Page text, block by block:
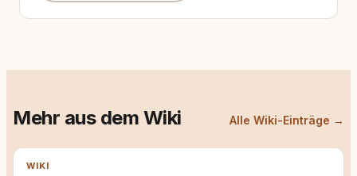
Mehr aus dem Wiki Alle Wiki-Einträge →
WIKI